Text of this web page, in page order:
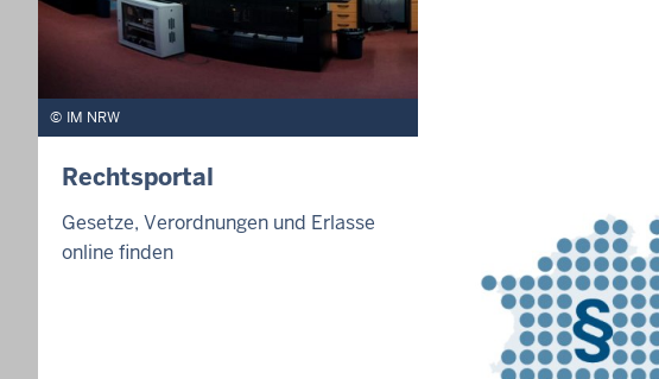
IM NRW
Rechtsportal
Gesetze, Verordnungen und Erlasse
online finden